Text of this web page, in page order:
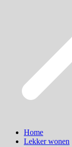
Home
Lekker wonen